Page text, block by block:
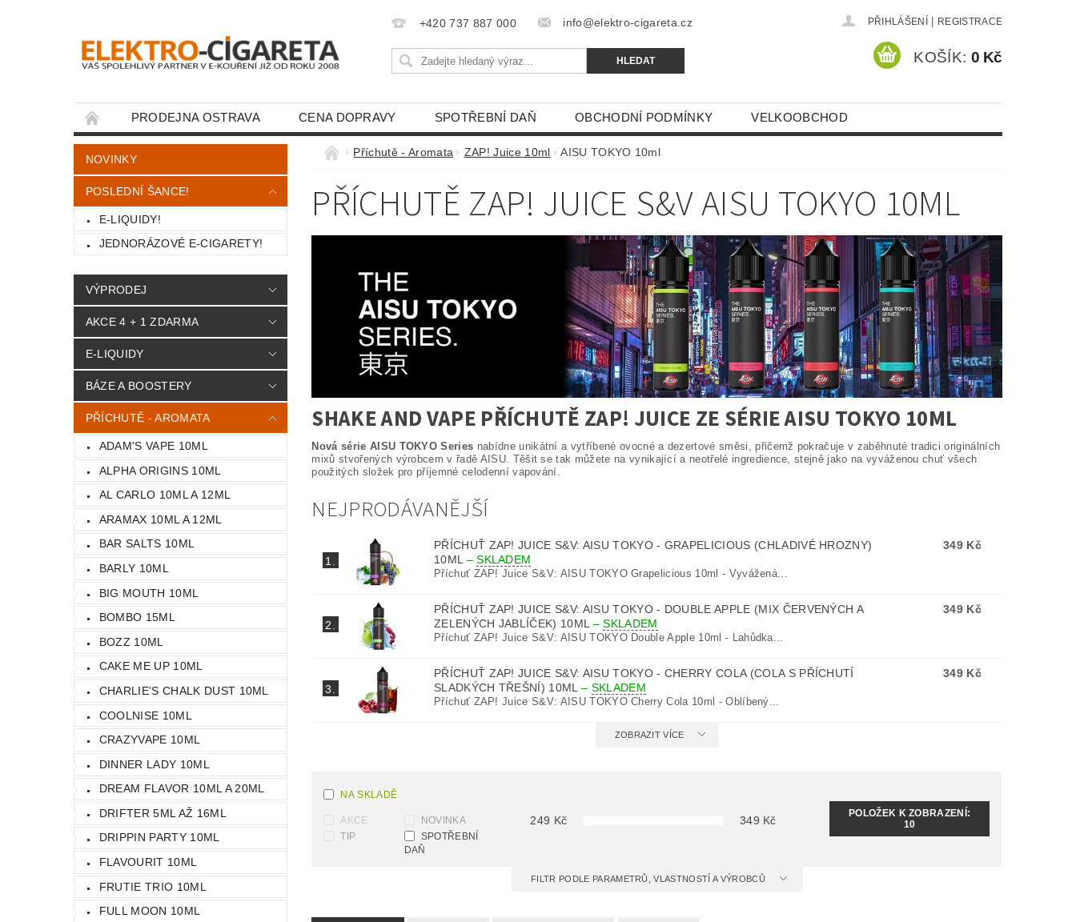
+420 737 887 000 info@elektro-cigareta.cz PŘIHLÁŠENÍ REGISTRACE
KOŠÍK: 0 Kč
PRODEJNA OSTRAVA CENA DOPRAVY SPOTŘEBNÍ DAŇ OBCHODNÍ PODMÍNKY VELKOOBCHOD
KONTAKTY
NOVINKY
POSLEDNÍ ŠANCE!
E-LIQUIDY!
JEDNORÁZOVÉ E-CIGARETY!
VÝPRODEJ
AKCE 4 + 1 ZDARMA
E-LIQUIDY
BÁZE A BOOSTERY
PŘÍCHUTĚ - AROMATA
ADAM'S VAPE 10ML
ALPHA ORIGINS 10ML
AL CARLO 10ML A 12ML
ARAMAX 10ML A 12ML
BAR SALTS 10ML
BARLY 10ML
BIG MOUTH 10ML
BOMBO 15ML
BOZZ 10ML
CAKE ME UP 10ML
CHARLIE'S CHALK DUST 10ML
COOLNISE 10ML
CRAZYVAPE 10ML
DINNER LADY 10ML
DREAM FLAVOR 10ML A 20ML
DRIFTER 5ML AŽ 16ML
DRIPPIN PARTY 10ML
FLAVOURIT 10ML
FRUTIE TRIO 10ML
FULL MOON 10ML
Příchutě - Aromata ZAP! Juice 10ml AISU TOKYO 10ml
PŘÍCHUTĚ ZAP! JUICE S&V AISU TOKYO 10ML
SHAKE AND VAPE PŘÍCHUTĚ ZAP! JUICE ZE SÉRIE AISU TOKYO 10ML
Nová série AISU TOKYO Series nabídne unikátní a vytříbené ovocné a dezertové směsi, přičemž pokračuje v zaběhnuté tradici originálních
mixů stvořených výrobcem v řadě AISU. Těšit se tak můžete na vynikající a neotřelé ingredience, stejně jako na vyváženou chuť všech
použitých složek pro příjemné celodenní vapování.
NEJPRODÁVANĚJŠÍ
1.
PŘÍCHUŤ ZAP! JUICE S&V: AISU TOKYO - GRAPELICIOUS (CHLADIVÉ HROZNY)
10ML –SKLADEM
Příchuť ZAP! Juice S&V: AISU TOKYO Grapelicious 10ml - Vyvážená...
349 Kč
2.
PŘÍCHUŤ ZAP! JUICE S&V: AISU TOKYO - DOUBLE APPLE (MIX ČERVENÝCH A
ZELENÝCH JABLÍČEK) 10ML –SKLADEM
Příchuť ZAP! Juice S&V: AISU TOKYO Double Apple 10ml - Lahůdka...
349 Kč
3.
PŘÍCHUŤ ZAP! JUICE S&V: AISU TOKYO - CHERRY COLA (COLA S PŘÍCHUTÍ
SLADKÝCH TŘEŠNÍ) 10ML – SKLADEM
Příchuť ZAP! Juice S&V: AISU TOKYO Cherry Cola 10ml - Oblíbený...
349 Kč
ZOBRAZIT VÍCE
NA SKLADĚ
AKCE
NOVINKA
TIP
SPOTŘEBNÍ
DAŇ
249 Kč 349 Kč
POLOŽEK K ZOBRAZENÍ:
10
FILTR PODLE PARAMETRŮ, VLASTNOSTÍ A VÝROBCŮ